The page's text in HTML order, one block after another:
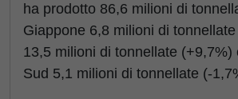
ha prodotto 86,6 milioni di
Giappone 6,8 milioni di tonnellate
13,5 milioni di tonnellate (+9,7%)
Sud 5,1 milioni di tonnellate (-